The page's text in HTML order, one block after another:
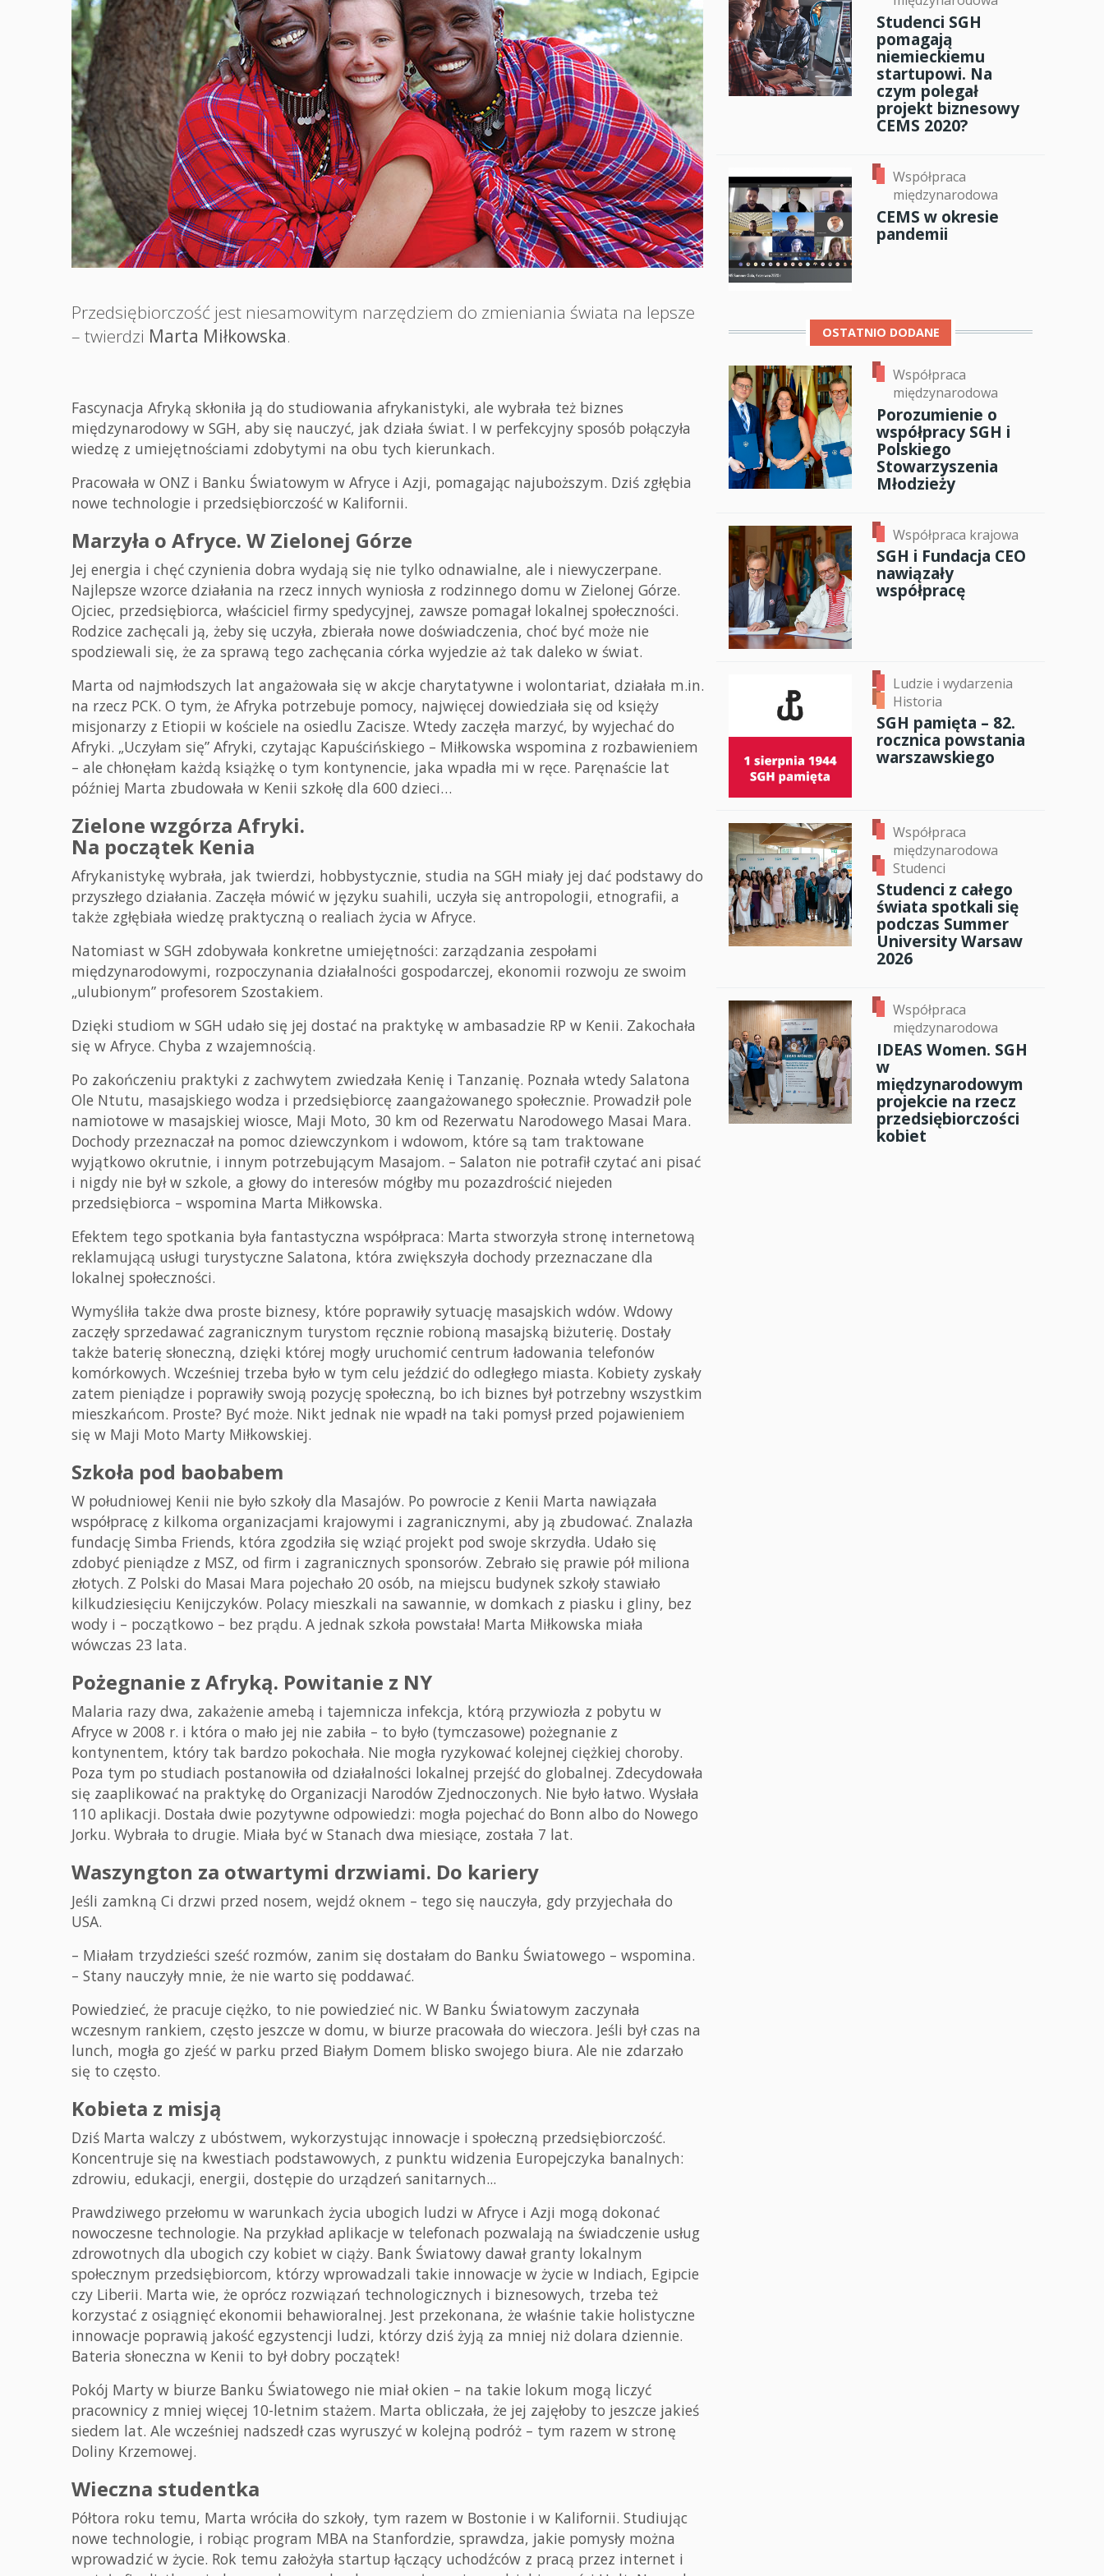
Studenci i doktoranci
Absolwenci
Współpraca międzynarodowa
Współpraca z otoczeniem
Sport
Historia
Wspomnienia
Przedsiębiorczość jest niesamowitym narzędziem do zmieniania świata na lepsze
– twierdzi Marta Miłkowska.
Fascynacja Afryką skłoniła ją do studiowania afrykanistyki, ale wybrała też biznes
międzynarodowy w SGH, aby się nauczyć, jak działa świat. I w perfekcyjny sposób połączyła
wiedzę z umiejętnościami zdobytymi na obu tych kierunkach.
Pracowała w ONZ i Banku Światowym w Afryce i Azji, pomagając najuboższym. Dziś zgłębia
nowe technologie i przedsiębiorczość w Kalifornii.
Marzyła o Afryce. W Zielonej Górze
Jej energia i chęć czynienia dobra wydają się nie tylko odnawialne, ale i niewyczerpane.
Najlepsze wzorce działania na rzecz innych wyniosła z rodzinnego domu w Zielonej Górze.
Ojciec, przedsiębiorca, właściciel firmy spedycyjnej, zawsze pomagał lokalnej społeczności.
Rodzice zachęcali ją, żeby się uczyła, zbierała nowe doświadczenia, choć być może nie
spodziewali się, że za sprawą tego zachęcania córka wyjedzie aż tak daleko w świat.
Marta od najmłodszych lat angażowała się w akcje charytatywne i wolontariat, działała m.in.
na rzecz PCK. O tym, że Afryka potrzebuje pomocy, najwięcej dowiedziała się od księży
misjonarzy z Etiopii w kościele na osiedlu Zacisze. Wtedy zaczęła marzyć, by wyjechać do
Afryki. „Uczyłam się” Afryki, czytając Kapuścińskiego – Miłkowska wspomina z rozbawieniem
– ale chłonęłam każdą książkę o tym kontynencie, jaka wpadła mi w ręce. Paręnaście lat
później Marta zbudowała w Kenii szkołę dla 600 dzieci…
Zielone wzgórza Afryki.
Na początek Kenia
Afrykanistykę wybrała, jak twierdzi, hobbystycznie, studia na SGH miały jej dać podstawy do
przyszłego działania. Zaczęła mówić w języku suahili, uczyła się antropologii, etnografii, a
także zgłębiała wiedzę praktyczną o realiach życia w Afryce.
Natomiast w SGH zdobywała konkretne umiejętności: zarządzania zespołami
międzynarodowymi, rozpoczynania działalności gospodarczej, ekonomii rozwoju ze swoim
„ulubionym” profesorem Szostakiem.
Dzięki studiom w SGH udało się jej dostać na praktykę w ambasadzie RP w Kenii. Zakochała
się w Afryce. Chyba z wzajemnością.
Po zakończeniu praktyki z zachwytem zwiedzała Kenię i Tanzanię. Poznała wtedy Salatona
Ole Ntutu, masajskiego wodza i przedsiębiorcę zaangażowanego społecznie. Prowadził pole
namiotowe w masajskiej wiosce, Maji Moto, 30 km od Rezerwatu Narodowego Masai Mara.
Dochody przeznaczał na pomoc dziewczynkom i wdowom, które są tam traktowane
wyjątkowo okrutnie, i innym potrzebującym Masajom. – Salaton nie potrafił czytać ani pisać
i nigdy nie był w szkole, a głowy do interesów mógłby mu pozazdrościć niejeden
przedsiębiorca – wspomina Marta Miłkowska.
Efektem tego spotkania była fantastyczna współpraca: Marta stworzyła stronę internetową
reklamującą usługi turystyczne Salatona, która zwiększyła dochody przeznaczane dla
lokalnej społeczności.
Wymyśliła także dwa proste biznesy, które poprawiły sytuację masajskich wdów. Wdowy
zaczęły sprzedawać zagranicznym turystom ręcznie robioną masajską biżuterię. Dostały
także baterię słoneczną, dzięki której mogły uruchomić centrum ładowania telefonów
komórkowych. Wcześniej trzeba było w tym celu jeździć do odległego miasta. Kobiety zyskały
zatem pieniądze i poprawiły swoją pozycję społeczną, bo ich biznes był potrzebny wszystkim
mieszkańcom. Proste? Być może. Nikt jednak nie wpadł na taki pomysł przed pojawieniem
się w Maji Moto Marty Miłkowskiej.
Szkoła pod baobabem
W południowej Kenii nie było szkoły dla Masajów. Po powrocie z Kenii Marta nawiązała
współpracę z kilkoma organizacjami krajowymi i zagranicznymi, aby ją zbudować. Znalazła
fundację Simba Friends, która zgodziła się wziąć projekt pod swoje skrzydła. Udało się
zdobyć pieniądze z MSZ, od firm i zagranicznych sponsorów. Zebrało się prawie pół miliona
złotych. Z Polski do Masai Mara pojechało 20 osób, na miejscu budynek szkoły stawiało
kilkudziesięciu Kenijczyków. Polacy mieszkali na sawannie, w domkach z piasku i gliny, bez
wody i – początkowo – bez prądu. A jednak szkoła powstała! Marta Miłkowska miała
wówczas 23 lata.
Pożegnanie z Afryką. Powitanie z NY
Malaria razy dwa, zakażenie amebą i tajemnicza infekcja, którą przywiozła z pobytu w
Afryce w 2008 r. i która o mało jej nie zabiła – to było (tymczasowe) pożegnanie z
kontynentem, który tak bardzo pokochała. Nie mogła ryzykować kolejnej ciężkiej choroby.
Poza tym po studiach postanowiła od działalności lokalnej przejść do globalnej. Zdecydowała
się zaaplikować na praktykę do Organizacji Narodów Zjednoczonych. Nie było łatwo. Wysłała
110 aplikacji. Dostała dwie pozytywne odpowiedzi: mogła pojechać do Bonn albo do Nowego
Jorku. Wybrała to drugie. Miała być w Stanach dwa miesiące, została 7 lat.
Waszyngton za otwartymi drzwiami. Do kariery
Jeśli zamkną Ci drzwi przed nosem, wejdź oknem – tego się nauczyła, gdy przyjechała do
USA.
– Miałam trzydzieści sześć rozmów, zanim się dostałam do Banku Światowego – wspomina.
– Stany nauczyły mnie, że nie warto się poddawać.
Powiedzieć, że pracuje ciężko, to nie powiedzieć nic. W Banku Światowym zaczynała
wczesnym rankiem, często jeszcze w domu, w biurze pracowała do wieczora. Jeśli był czas na
lunch, mogła go zjeść w parku przed Białym Domem blisko swojego biura. Ale nie zdarzało
się to często.
Kobieta z misją
Dziś Marta walczy z ubóstwem, wykorzystując innowacje i społeczną przedsiębiorczość.
Koncentruje się na kwestiach podstawowych, z punktu widzenia Europejczyka banalnych:
zdrowiu, edukacji, energii, dostępie do urządzeń sanitarnych...
Prawdziwego przełomu w warunkach życia ubogich ludzi w Afryce i Azji mogą dokonać
nowoczesne technologie. Na przykład aplikacje w telefonach pozwalają na świadczenie usług
zdrowotnych dla ubogich czy kobiet w ciąży. Bank Światowy dawał granty lokalnym
społecznym przedsiębiorcom, którzy wprowadzali takie innowacje w życie w Indiach, Egipcie
czy Liberii. Marta wie, że oprócz rozwiązań technologicznych i biznesowych, trzeba też
korzystać z osiągnięć ekonomii behawioralnej. Jest przekonana, że właśnie takie holistyczne
innowacje poprawią jakość egzystencji ludzi, którzy dziś żyją za mniej niż dolara dziennie.
Bateria słoneczna w Kenii to był dobry początek!
Pokój Marty w biurze Banku Światowego nie miał okien – na takie lokum mogą liczyć
pracownicy z mniej więcej 10-letnim stażem. Marta obliczała, że jej zajęłoby to jeszcze jakieś
siedem lat. Ale wcześniej nadszedł czas wyruszyć w kolejną podróż – tym razem w stronę
Doliny Krzemowej.
Wieczna studentka
Półtora roku temu, Marta wróciła do szkoły, tym razem w Bostonie i w Kalifornii. Studiując
nowe technologie, i robiąc program MBA na Stanfordzie, sprawdza, jakie pomysły można
wprowadzić w życie. Rok temu założyła startup łączący uchodźców z pracą przez internet i
Studenci SGH
pomagają
niemieckiemu
startupowi. Na
czym polegał
projekt biznesowy
CEMS 2020?
Współpraca
międzynarodowa
CEMS w okresie
pandemii
OSTATNIO DODANE
Współpraca
międzynarodowa
Porozumienie o
współpracy SGH i
Polskiego
Stowarzyszenia
Młodzieży
Współpraca krajowa
SGH i Fundacja CEO
nawiązały
współpracę
Ludzie i wydarzenia
Historia
SGH pamięta – 82.
rocznica powstania
warszawskiego
Współpraca
międzynarodowa
Studenci
Studenci z całego
świata spotkali się
podczas Summer
University Warsaw
2026
Współpraca
międzynarodowa
IDEAS Women. SGH
w
międzynarodowym
projekcie na rzecz
przedsiębiorczości
kobiet